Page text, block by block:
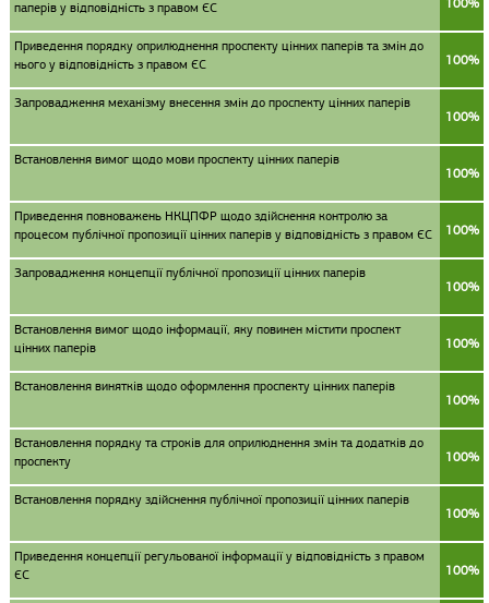
паперів у відповідність з правом ЄС
Приведення порядку оприлюднення проспекту цінних паперів та змін до
нього у відповідність з правом ЄС
100%
Запровадження механізму внесення змін до проспекту цінних паперів
100%
Встановлення вимог щодо мови проспекту цінних паперів
100%
Приведення повноважень НКЦПФР щодо здійснення контролю за
процесом публічної пропозиції цінних паперів у відповідність з правом ЄС
100%
Запровадження концепції публічної пропозиції цінних паперів
100%
Встановлення вимог щодо інформації, яку повинен містити проспект
цінних паперів
100%
Встановлення винятків щодо оформлення проспекту цінних паперів
100%
Встановлення порядку та строків для оприлюднення змін та додатків до
проспекту
100%
Встановлення порядку здійснення публічної пропозиції цінних паперів
100%
Приведення концепції регульованої інформації у відповідність з правом
ЄС
100%